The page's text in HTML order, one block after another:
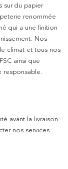
sur du papier
renommée
qui a une finition
Nos
climat et tous nos
ainsi que
responsable.
avant la livraison.
nos services